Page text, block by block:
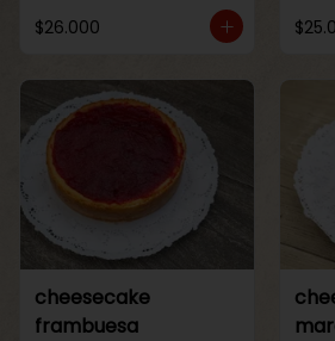
$26.000
cheesecake
frambuesa